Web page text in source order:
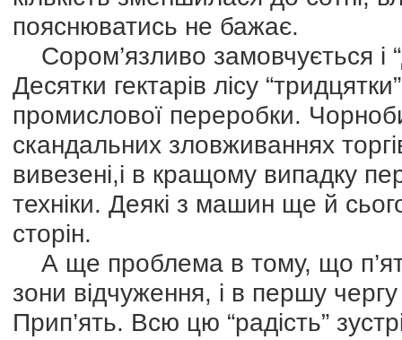
пояснюватись не бажає.
Сором’язливо замовчується і
Десятки гектарів лісу
промислової переробки.
скандальних зловживаннях
вивезені,і в кращому випадку
техніки. Деякі з машин ще й
сторін.
А ще проблема в тому, що
зони відчуження, і в першу
Прип’ять. Всю цю “радість”